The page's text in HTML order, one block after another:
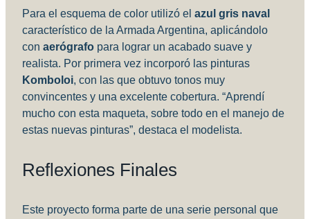
Para el esquema de color utilizó el azul gris naval
característico de la Armada Argentina, aplicándolo
con aerógrafo para lograr un acabado suave y
realista. Por primera vez incorporó las pinturas
Komboloi, con las que obtuvo tonos muy
convincentes y una excelente cobertura. “Aprendí
mucho con esta maqueta, sobre todo en el manejo de
estas nuevas pinturas”, destaca el modelista.
Reflexiones Finales
Este proyecto forma parte de una serie personal que